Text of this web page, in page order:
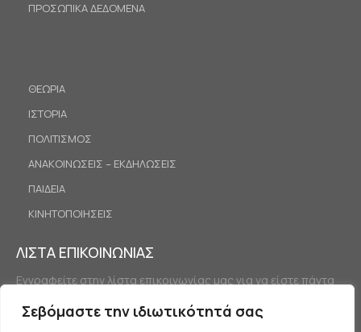
Σεβόμαστε την ιδιωτικότητά σας
ΠΡΟΣΩΠΙΚΑ ΔΕΔΟΜΕΝΑ
ΘΕΩΡΙΑ
ΙΣΤΟΡΙΑ
ΠΟΛΙΤΙΣΜΟΣ
ΑΝΑΚΟΙΝΩΣΕΙΣ – ΕΚΔΗΛΩΣΕΙΣ
ΠΑΙΔΕΙΑ
ΚΙΝΗΤΟΠΟΙΗΣΕΙΣ
ΛΙΣΤΑ ΕΠΙΚΟΙΝΩΝΙΑΣ
Εγγραφείτε στην λίστα επικοινωνίας μας για να είστε πάντα